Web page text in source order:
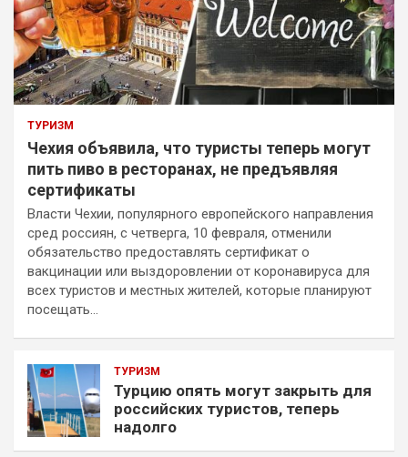
ТУРИЗМ
Чехия объявила, что туристы теперь могут
пить пиво в ресторанах, не предъявляя
сертификаты
Власти Чехии, популярного европейского направления
сред россиян, с четверга, 10 февраля, отменили
обязательство предоставлять сертификат о
вакцинации или выздоровлении от коронавируса для
всех туристов и местных жителей, которые планируют
посещать…
ТУРИЗМ
Турцию опять могут закрыть для
российских туристов, теперь
надолго